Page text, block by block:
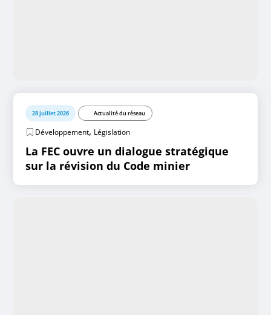
28 juillet 2026 Actualité du réseau
Développement, Législation
La FEC ouvre un dialogue stratégique
sur la révision du Code minier